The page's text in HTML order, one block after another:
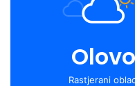
Olovo
Rastjerani